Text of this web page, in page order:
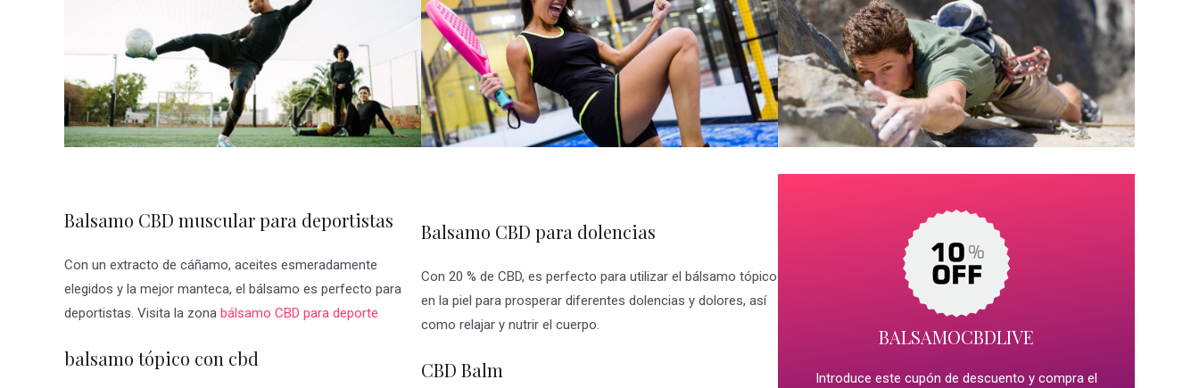
Balsamo CBD muscular para deportistas
Con un extracto de cáñamo, aceites esmeradamente
elegidos y la mejor manteca, el bálsamo es perfecto para
deportistas. Visita la zona bálsamo CBD para deporte
balsamo tópico con cbd
Balsamo CBD para dolencias
Con 20 % de CBD, es perfecto para utilizar el bálsamo tópico
en la piel para prosperar diferentes dolencias y dolores, así
como relajar y nutrir el cuerpo.
CBD Balm
BALSAMOCBDLIVE
Introduce este cupón de descuento y compra el